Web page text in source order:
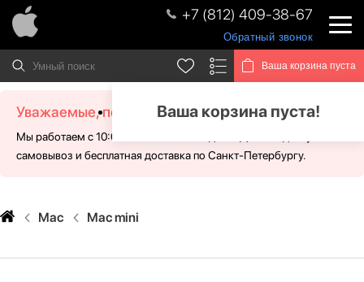
+7 (812) 409-38-67
Обратный звонок
Ваша корзина пуста
Ваша корзина пуста!
Уважаемые, посетители!
Мы работаем с 10:00 - 21:00 без выходных. Для Вас доступен
самовывоз и бесплатная доставка по Санкт-Петербургу.
Mac Mac mini